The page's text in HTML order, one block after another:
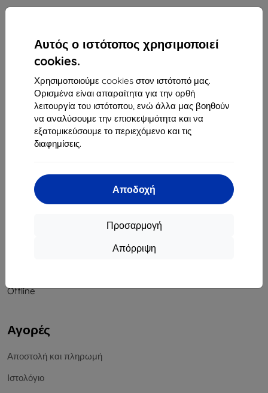
Αυτός ο ιστότοπος χρησιμοποιεί
cookies.
Χρησιμοποιούμε cookies στον ιστότοπό μας.
Ορισμένα είναι απαραίτητα για την ορθή
λειτουργία του ιστότοπου, ενώ άλλα μας βοηθούν
να αναλύσουμε την επισκεψιμότητα και να
εξατομικεύσουμε το περιεχόμενο και τις
διαφημίσεις.
Αποδοχή
Προσαρμογή
Απόρριψη
Οδός Rudolfa Mocka 3750/2A
841 04 Bratislava
Αριθμός Μητρώου Εταιρείας:46701494
ΑΦΜ ΦΠΑ:SK2023549671
Επικοινωνία
info@top4mobile.eu
Offline
Αγορές
Αποστολή και πληρωμή
Ιστολόγιο